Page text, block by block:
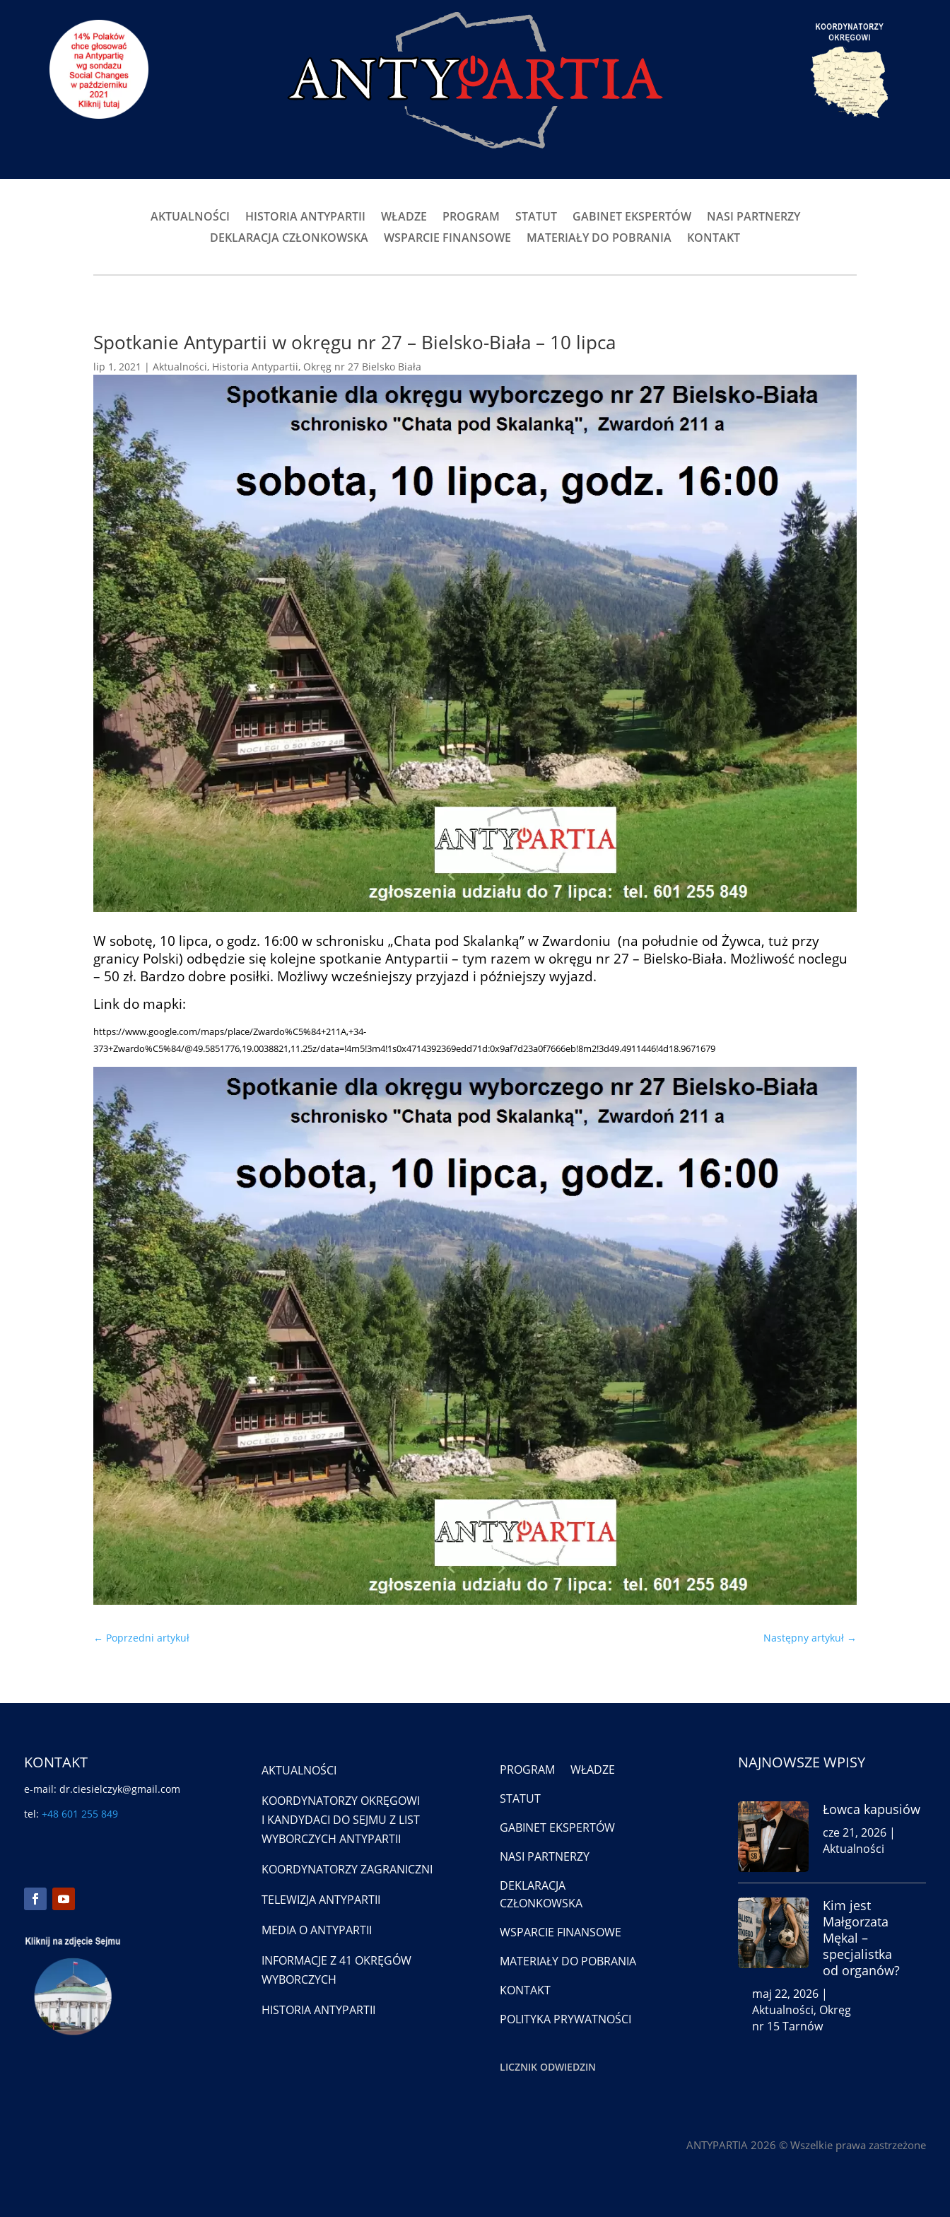
AKTUALNOŚCI HISTORIA ANTYPARTII WŁADZE PROGRAM STATUT GABINET EKSPERTÓW
NASI PARTNERZY
DEKLARACJA CZŁONKOWSKA
WSPARCIE FINANSOWE MATERIAŁY DO POBRANIA KONTAKT
Spotkanie Antypartii w okręgu nr 27 – Bielsko-Biała – 10 lipca
lip 1, 2021 | Aktualności, Historia Antypartii, Okręg nr 27 Bielsko Biała
W sobotę, 10 lipca, o godz. 16:00 w schronisku „Chata pod Skalanką” w Zwardoniu (na południe od Żywca, tuż przy
granicy Polski) odbędzie się kolejne spotkanie Antypartii – tym razem w okręgu nr 27 – Bielsko-Biała. Możliwość noclegu
– 50 zł. Bardzo dobre posiłki. Możliwy wcześniejszy przyjazd i późniejszy wyjazd.
Link do mapki:
https://www.google.com/maps/place/Zwardo%C5%84+211A,+34-
373+Zwardo%C5%84/@49.5851776,19.0038821,11.25z/data=!4m5!3m4!1s0x4714392369edd71d:0x9af7d23a0f7666eb!8m2!3d49.4911446!4d18.9671679
← Poprzedni artykuł Następny artykuł →
KONTAKT
e-mail: dr.ciesielczyk@gmail.com
tel: +48 601 255 849
AKTUALNOŚCI
KOORDYNATORZY OKRĘGOWI
I KANDYDACI DO SEJMU Z LIST
WYBORCZYCH ANTYPARTII
KOORDYNATORZY ZAGRANICZNI
TELEWIZJA ANTYPARTII
MEDIA O ANTYPARTII
INFORMACJE Z 41 OKRĘGÓW
WYBORCZYCH
HISTORIA ANTYPARTII
PROGRAM
WŁADZE
STATUT
GABINET EKSPERTÓW
NASI PARTNERZY
DEKLARACJA
CZŁONKOWSKA
WSPARCIE FINANSOWE
MATERIAŁY DO POBRANIA
KONTAKT
POLITYKA PRYWATNOŚCI
LICZNIK ODWIEDZIN
NAJNOWSZE WPISY
Łowca kapusiów
cze 21, 2026|
Aktualności
Kim jest
Małgorzata
Mękal –
specjalistka
od organów?
maj 22, 2026|
Aktualności, Okręg
nr 15 Tarnów
ANTYPARTIA 2026 © Wszelkie prawa zastrzeżone